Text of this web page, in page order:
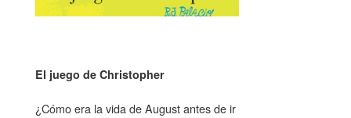
El juego de Christopher
¿Cómo era la vida de August antes de ir